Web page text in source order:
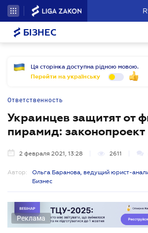
БІЗНЕС
Ця сторінка доступна рідною мовою.
Перейти на українську
Ответственность
Украинцев защитят от
пирамид: законопроект
2 февраля 2021, 13:28 2611
Автор:
Ольга Баранова, ведущий юрист-
Бизнес
Реклама